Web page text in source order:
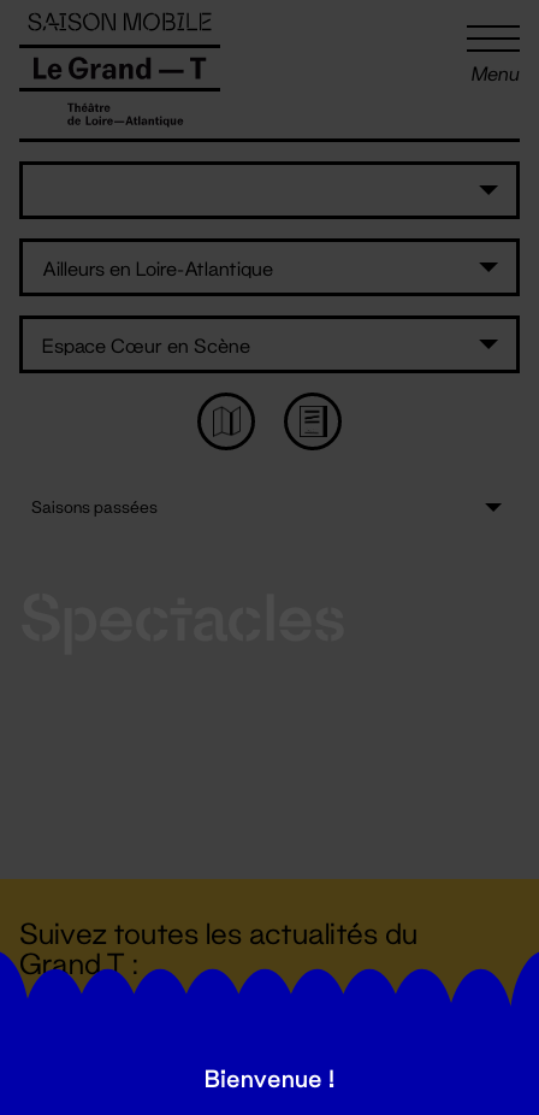
Menu
Suivez toutes les actualités du
Grand T :
Panneau de gestion des cookies
Bienvenue !